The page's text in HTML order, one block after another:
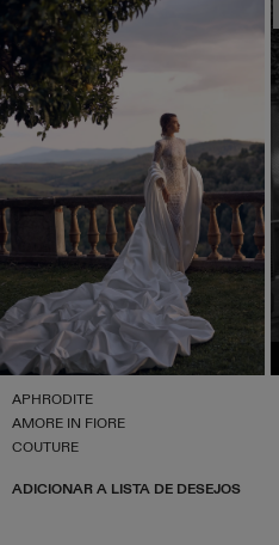
APHRODITE
AMORE IN FIORE
COUTURE
ADICIONAR A LISTA DE DESEJOS